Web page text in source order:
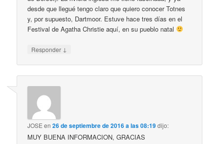
desde que llegué tengo claro que quiero conocer Totnes
y, por supuesto, Dartmoor. Estuve hace tres días en el
Festival de Agatha Christie aquí, en su pueblo natal
Responder ↓
JOSE en26 de septiembre de 2016 a las 08:19dijo:
MUY BUENA INFORMACION, GRACIAS